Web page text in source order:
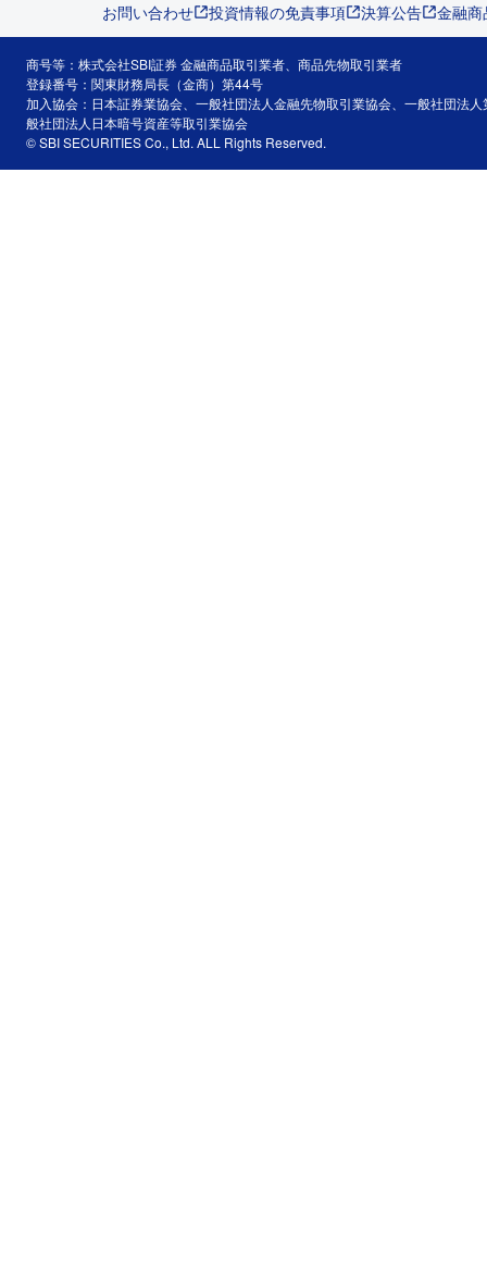
お問い合わせ 投資情報の免責事項 決算公告 金融
商号等：株式会社SBI証券 金融商品取引業者、商品先物取引業者
登録番号：関東財務局長（金商）第44号
加入協会：日本証券業協会、一般社団法人金融先物取引業協会、一般社団法
般社団法人日本暗号資産等取引業協会
© SBI SECURITIES Co., Ltd. ALL Rights Reserved.